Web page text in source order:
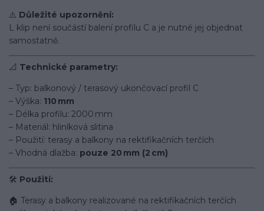
⚠️ Důležité upozornění:
L klip není součástí balení profilu C a je nutné jej objednat
samostatně.
📐 Technické parametry:
– Typ: balkonový / terasový ukončovací profil C
– Výška: 110 mm
– Délka profilu: 2000 mm
– Materiál: hliníková slitina
– Použití: terasy a balkony na rektifikačních terčích
– Vhodná dlažba: pouze 20 mm (2 cm)
🛠️ Použití:
🏠 Terasy a balkony realizované na rektifikačních terčích